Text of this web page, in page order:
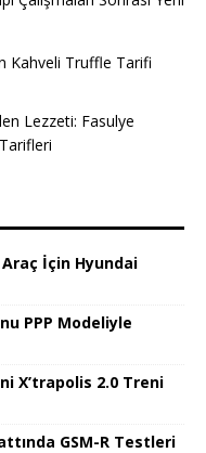
Kahveli Truffle Tarifi
Lezzeti: Fasulye
Araç İçin Hyundai
PPP Modeliyle
X’trapolis 2.0 Treni
GSM-R Testleri